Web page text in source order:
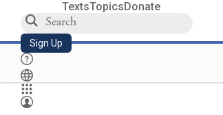
TextsTopicsDonate
Sign Up